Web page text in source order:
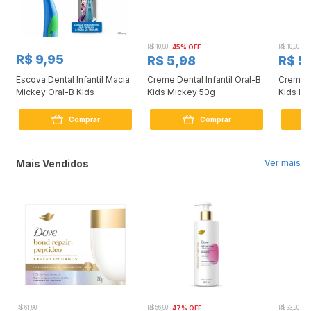
R$ 9,95
Escova Dental Infantil Macia
Mickey Oral-B Kids
Comprar
R$ 10,90 45% OFF
R$ 5,98
Creme Dental Infantil Oral-B
Kids Mickey 50g
Comprar
R$ 10,90
R$
Creme
Kids
Ver mais
Mais Vendidos
R$ 61,90 R$ 56,90 47% OFF R$ 33,90